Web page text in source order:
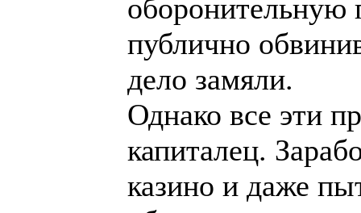
оборонительную
публично
дело замяли.
Однако все эти
капиталец.
казино и даже